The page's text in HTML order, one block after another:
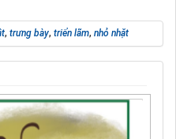
, trưng bày, triển lãm, nhỏ nhặt